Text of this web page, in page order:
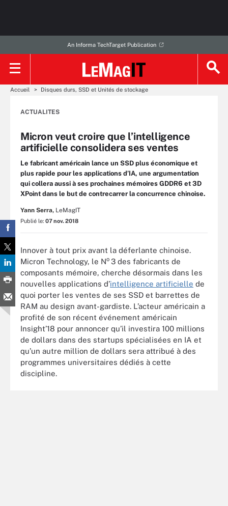
An Informa TechTarget Publication
Accueil Disques durs, SSD et Unités de stockage
ACTUALITES
Micron veut croire que l’intelligence
artificielle consolidera ses ventes
Le fabricant américain lance un SSD plus économique et
plus rapide pour les applications d’IA, une argumentation
qui collera aussi à ses prochaines mémoires GDDR6 et 3D
XPoint dans le but de contrecarrer la concurrence chinoise.
Yann Serra, LeMagIT
Publié le: 07 nov. 2018
Innover à tout prix avant la déferlante chinoise.
Micron Technology, le No 3 des fabricants de
composants mémoire, cherche désormais dans les
nouvelles applications d’intelligence artificielle de
quoi porter les ventes de ses SSD et barrettes de
RAM au design avant-gardiste. L’acteur américain a
profité de son récent événement américain
Insight’18 pour annoncer qu’il investira 100 millions
de dollars dans des startups spécialisées en IA et
qu’un autre million de dollars sera attribué à des
programmes universitaires dédiés à cette
discipline.